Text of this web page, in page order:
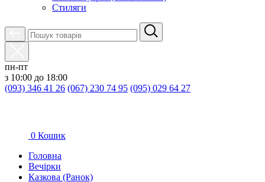
Стиляги
пн-пт
з 10:00 до 18:00
(093) 346 41 26 (067) 230 74 95 (095) 029 64 27
0 Кошик
Головна
Вечірки
Казкова (Ранок)